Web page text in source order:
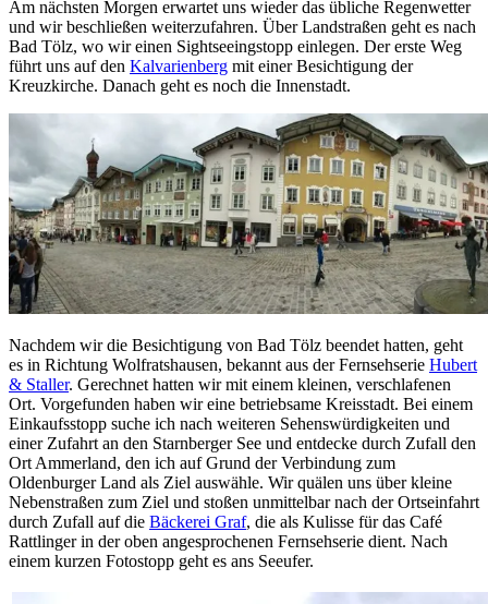
Am nächsten Morgen erwartet uns wieder das übliche Regenwetter
und wir beschließen weiterzufahren. Über Landstraßen geht es nach
Bad Tölz, wo wir einen Sightseeingstopp einlegen. Der erste Weg
führt uns auf den Kalvarienberg mit einer Besichtigung der
Kreuzkirche. Danach geht es noch die Innenstadt.
Nachdem wir die Besichtigung von Bad Tölz beendet hatten, geht
es in Richtung Wolfratshausen, bekannt aus der Fernsehserie Hubert
& Staller. Gerechnet hatten wir mit einem kleinen, verschlafenen
Ort. Vorgefunden haben wir eine betriebsame Kreisstadt. Bei einem
Einkaufsstopp suche ich nach weiteren Sehenswürdigkeiten und
einer Zufahrt an den Starnberger See und entdecke durch Zufall den
Ort Ammerland, den ich auf Grund der Verbindung zum
Oldenburger Land als Ziel auswähle. Wir quälen uns über kleine
Nebenstraßen zum Ziel und stoßen unmittelbar nach der Ortseinfahrt
durch Zufall auf die Bäckerei Graf, die als Kulisse für das Café
Rattlinger in der oben angesprochenen Fernsehserie dient. Nach
einem kurzen Fotostopp geht es ans Seeufer.